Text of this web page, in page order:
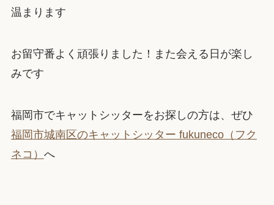
温まります
お留守番よく頑張りました！また会える日が楽し
みです
福岡市でキャットシッターをお探しの方は、ぜひ
福岡市城南区のキャットシッター fukuneco（フク
ネコ） へ